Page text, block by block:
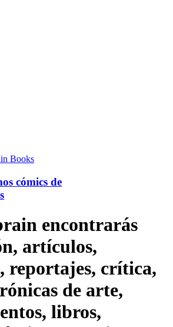
cómics de
encontrarás
artículos,
reportajes, crítica,
de arte,
libros,